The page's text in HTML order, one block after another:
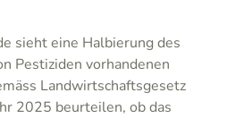
sieht eine Halbierung des
Pestiziden vorhandenen
Landwirtschaftsgesetz
2025 beurteilen, ob das